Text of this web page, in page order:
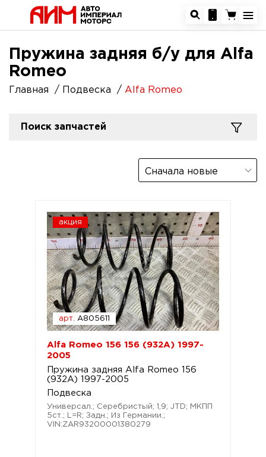
Пружина задняя б/у для Alfa
Romeo
Главная Подвеска Alfa Romeo
Поиск запчастей
Сначала новые
акция
арт. A805611
Alfa Romeo 156 156 (932A) 1997-
2005
Пружина задняя Alfa Romeo 156
(932A) 1997-2005
Подвеска
Универсал.; Серебристый; 1,9; JTD; МКПП
5ст.; L=R; Задн.; Из Германии.;
VIN:ZAR93200001380279